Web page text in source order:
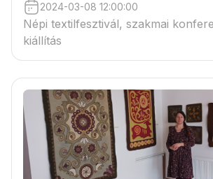
2024-03-08 12:00:00
Népi textilfesztivál, szakmai
kiállítás